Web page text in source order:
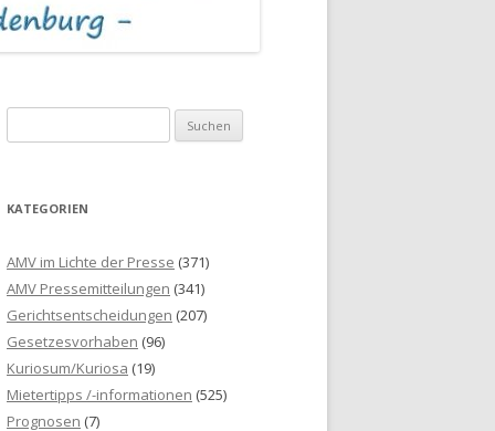
u
h
n
n
a
c
h
:
KATEGORIEN
AMV im Lichte der Presse (371)
AMV Pressemitteilungen (341)
Gerichtsentscheidungen (207)
Gesetzesvorhaben (96)
Kuriosum/Kuriosa (19)
Mietertipps /-informationen (525)
Prognosen (7)